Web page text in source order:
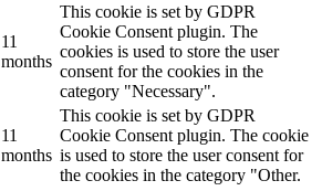
11
months
This cookie is set by GDPR
Cookie Consent plugin. The
cookies is used to store the user
consent for the cookies in the
category "Necessary".
11
months
This cookie is set by GDPR
Cookie Consent plugin. The cookie
is used to store the user consent for
the cookies in the category "Other.